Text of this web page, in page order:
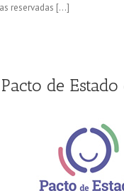
reservadas […]
de